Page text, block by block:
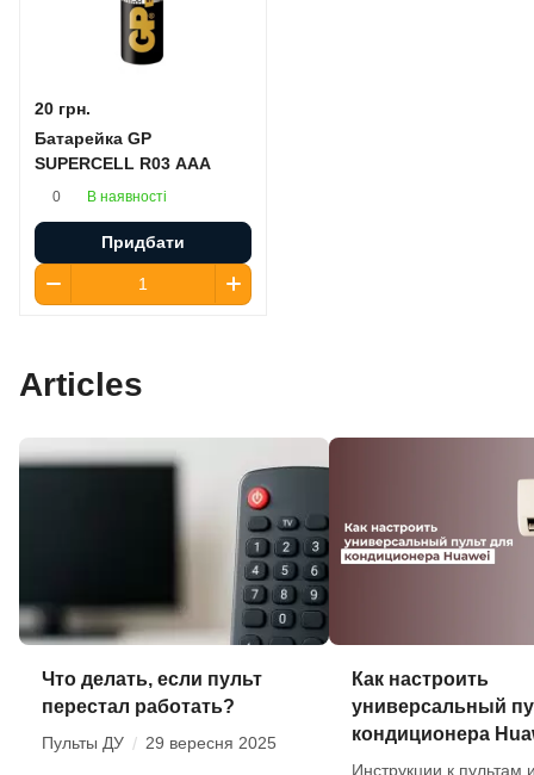
20 грн.
Батарейка GP
SUPERCELL R03 AAA
0 В наявності
Придбати
Articles
Что делать, если пульт
перестал работать?
Пульты ДУ / 29 вересня 2025
Как настроить
универсальный
кондиционера
Инструкции к пультам